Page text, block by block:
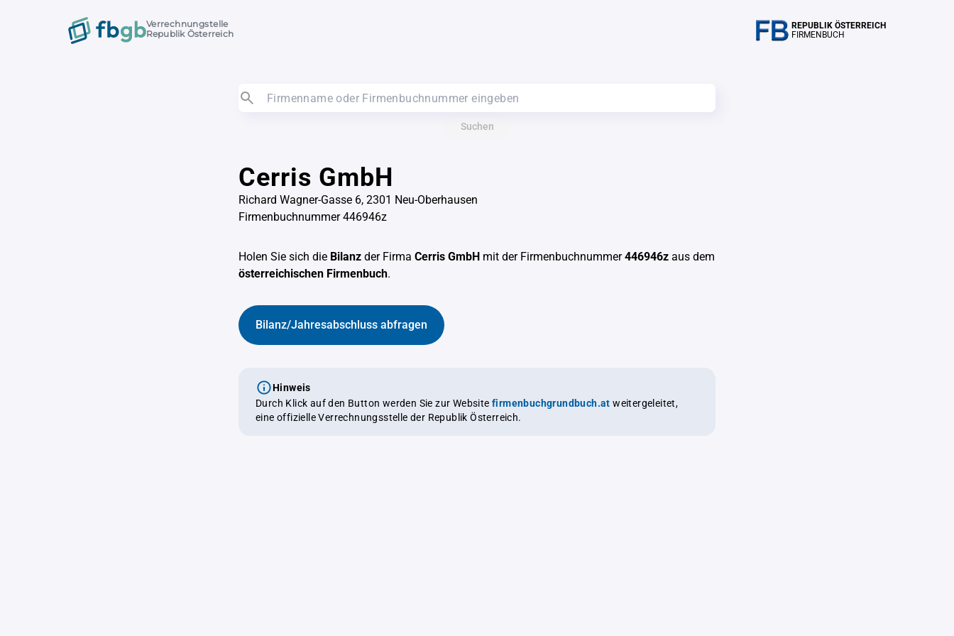
Verrechnungstelle
Republik Österreich
REPUBLIK ÖSTERREICH
FIRMENBUCH
Suchen
Cerris GmbH
Richard Wagner-Gasse 6, 2301 Neu-Oberhausen
Firmenbuchnummer 446946z
Holen Sie sich die Bilanz der Firma Cerris GmbH mit der Firmenbuchnummer446946z aus dem
österreichischen Firmenbuch.
Bilanz/Jahresabschluss abfragen
Hinweis
Durch Klick auf den Button werden Sie zur Website firmenbuchgrundbuch.at weitergeleitet,
eine offizielle Verrechnungsstelle der Republik Österreich.